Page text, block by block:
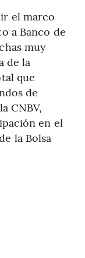
el marco
a Banco de
muy
de la
que
de
CNBV,
en el
la Bolsa